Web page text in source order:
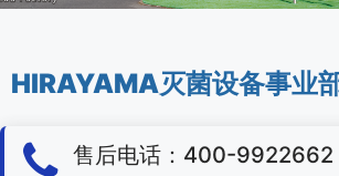
HIRAYAMA灭菌设备事业
售后电话：400-9922662